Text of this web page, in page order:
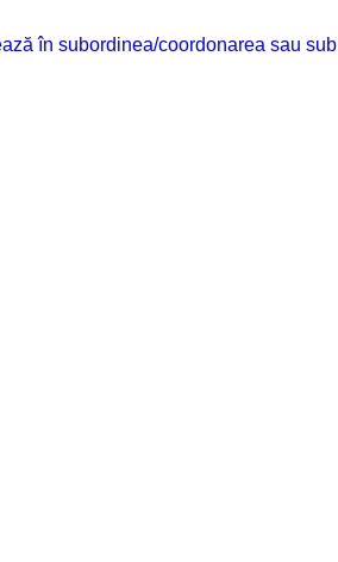
în subordinea/coordonarea sau sub